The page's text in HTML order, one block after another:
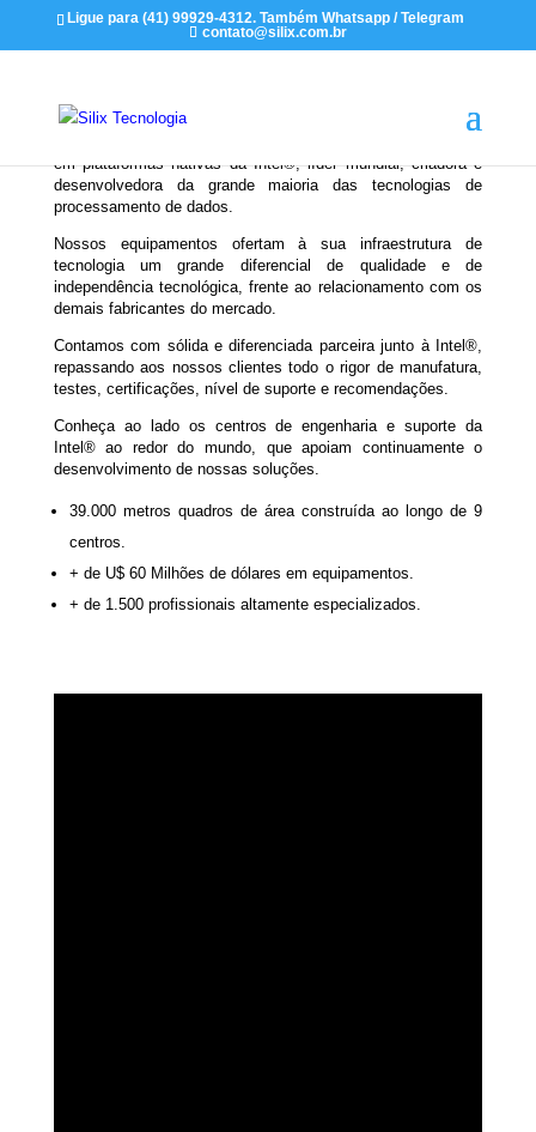
Ligue para (41) 99929-4312. Também Whatsapp / Telegram
contato@silix.com.br
em plataformas nativas da Intel®, líder mundial, criadora e
desenvolvedora da grande maioria das tecnologias de
processamento de dados.
Nossos equipamentos ofertam à sua infraestrutura de
tecnologia um grande diferencial de qualidade e de
independência tecnológica, frente ao relacionamento com os
demais fabricantes do mercado.
Contamos com sólida e diferenciada parceira junto à Intel®,
repassando aos nossos clientes todo o rigor de manufatura,
testes, certificações, nível de suporte e recomendações.
Conheça ao lado os centros de engenharia e suporte da
Intel® ao redor do mundo, que apoiam continuamente o
desenvolvimento de nossas soluções.
39.000 metros quadros de área construída ao longo de 9
centros.
+ de U$ 60 Milhões de dólares em equipamentos.
+ de 1.500 profissionais altamente especializados.